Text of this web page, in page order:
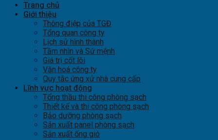
Trang chủ
Giới thiệu
Thông điệp của TGĐ
Tổng quan công ty
Lịch sử hình thành
Tầm nhìn và Sứ mệnh
Giá trị cốt lõi
Văn hoá công ty
Quy tắc ứng xử nhà cung cấp
Lĩnh vực hoạt động
Tổng thầu thi công phòng sạch
Thiết kế và thi công phòng sạch
Bảo dưỡng phòng sạch
Sản xuất panel phòng sạch
Sản xuất ống gió